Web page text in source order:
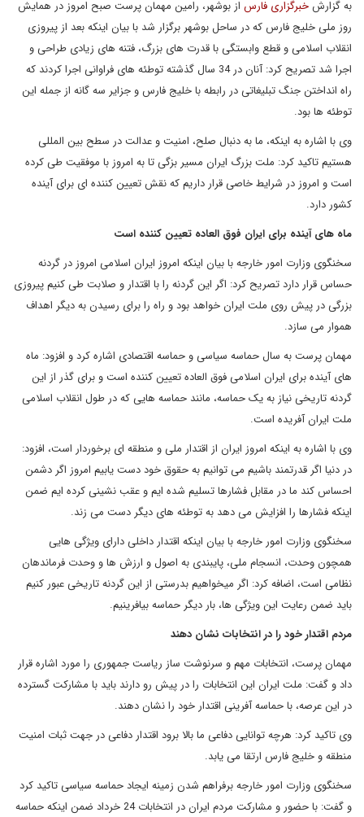
به گزارشخبرگزاری فارس از بوشهر، رامین مهمان پرست صبح امروز در همایش
روز ملی خلیج فارس که در ساحل بوشهر برگزار شد با بیان اینکه بعد از پیروزی
انقلاب اسلامی و قطع وابستگی با قدرت های بزرگ، فتنه های زیادی طراحی و
اجرا شد تصریح کرد: آنان در 34 سال گذشته توطئه های فراوانی اجرا کردند که
راه انداختن جنگ تبلیغاتی در رابطه با خلیج فارس و جزایر سه گانه از جمله این
توطئه ها بود.
وی با اشاره به اینکه، ما به دنبال صلح، امنیت و عدالت در سطح بین المللی
هستیم تاکید کرد: ملت بزرگ ایران مسیر بزگی تا به امروز با موفقیت طی کرده
است و امروز در شرایط خاصی قرار داریم که نقش تعیین کننده ای برای آینده
کشور دارد.
ماه های آینده برای ایران فوق العاده تعیین کننده است
سخنگوی وزارت امور خارجه با بیان اینکه امروز ایران اسلامی امروز در گردنه
حساس قرار دارد تصریح کرد: اگر این گردنه را با اقتدار و صلابت طی کنیم پیروزی
بزرگی در پیش روی ملت ایران خواهد بود و راه را برای رسیدن به دیگر اهداف
هموار می سازد.
مهمان پرست به سال حماسه سیاسی و حماسه اقتصادی اشاره کرد و افزود: ماه
های آینده برای ایران اسلامی فوق العاده تعیین کننده است و برای گذر از این
گردنه تاریخی نیاز به یک حماسه، مانند حماسه هایی که در طول انقلاب اسلامی
ملت ایران آفریده است.
وی با اشاره به اینکه امروز ایران از اقتدار ملی و منطقه ای برخوردار است، افزود:
در دنیا اگر قدرتمند باشیم می توانیم به حقوق خود دست یابیم امروز اگر دشمن
احساس کند ما در مقابل فشارها تسلیم شده ایم و عقب نشینی کرده ایم ضمن
اینکه فشارها را افزایش می دهد به توطئه های دیگر دست می زند.
سخنگوی وزارت امور خارجه با بیان اینکه اقتدار داخلی دارای ویژگی هایی
همچون وحدت، انسجام ملی، پایبندی به اصول و ارزش ها و وحدت فرماندهان
نظامی است، اضافه کرد: اگر میخواهیم بدرستی از این گردنه تاریخی عبور کنیم
باید ضمن رعایت این ویژگی ها، بار دیگر حماسه بیافرینیم.
مردم اقتدار خود را در انتخابات نشان دهند
مهمان پرست، انتخابات مهم و سرنوشت ساز ریاست جمهوری را مورد اشاره قرار
داد و گفت: ملت ایران این انتخابات را در پیش رو دارند باید با مشارکت گسترده
در این عرصه، با حماسه آفرینی اقتدار خود را نشان دهند.
وی تاکید کرد: هرچه توانایی دفاعی ما بالا برود اقتدار دفاعی در جهت ثبات امنیت
منطقه و خلیج فارس ارتقا می یابد.
سخنگوی وزارت امور خارجه برفراهم شدن زمینه ایجاد حماسه سیاسی تاکید کرد
و گفت: با حضور و مشارکت مردم ایران در انتخابات 24 خرداد ضمن اینکه حماسه